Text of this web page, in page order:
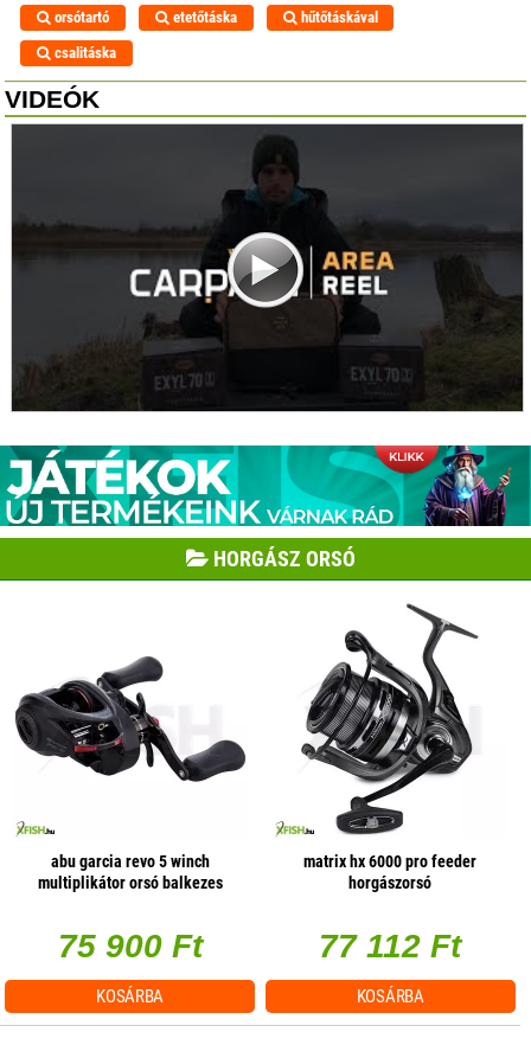
orsótartó
etetőtáska
hűtőtáskával
csalitáska
VIDEÓK
HORGÁSZ ORSÓ
abu garcia revo 5 winch
multiplikátor orsó balkezes
75 900 Ft
KOSÁRBA
matrix hx 6000 pro feeder
horgászorsó
77 112 Ft
KOSÁRBA